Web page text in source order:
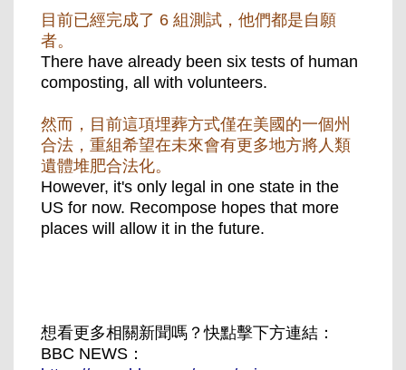
目前已經完成了 6 組測試，他們都是自願
者。
There have already been six tests of human
composting, all with volunteers.
然而，目前這項埋葬方式僅在美國的一個州
合法，重組希望在未來會有更多地方將人類
遺體堆肥合法化。
However, it's only legal in one state in the
US for now. Recompose hopes that more
places will allow it in the future.
想看更多相關新聞嗎？快點擊下方連結：
BBC NEWS：